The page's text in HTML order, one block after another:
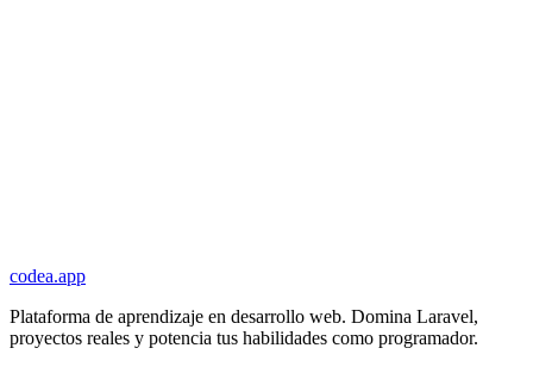
codea.app
Plataforma de aprendizaje en desarrollo web. Domina Laravel,
proyectos reales y potencia tus habilidades como programador.